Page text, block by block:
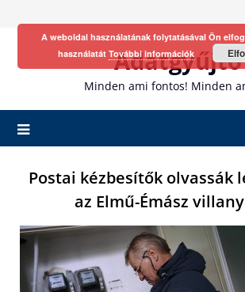
Adatgyűjtő
Minden ami fontos! Minden
Postai kézbesítők olvassák
az Elmű-Émász
A weboldal használatának folytatásával Ön
használatát További információk